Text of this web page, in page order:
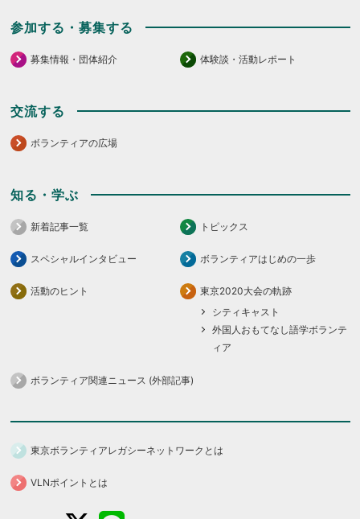
参加する・募集する
募集情報・団体紹介 体験談・活動レポート
交流する
ボランティアの広場
知る・学ぶ
新着記事一覧 トピックス
スペシャルインタビュー ボランティアはじめの一歩
活動のヒント
東京2020大会の軌跡
シティキャスト
外国人おもてなし語学ボランテ
ィア
ボランティア関連ニュース (外部記事)
東京ボランティアレガシーネットワークとは
VLNポイントとは